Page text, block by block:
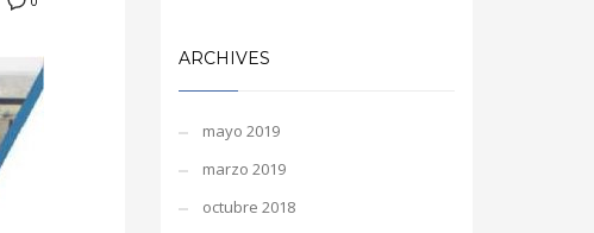
ARCHIVES
mayo 2019
marzo 2019
octubre 2018